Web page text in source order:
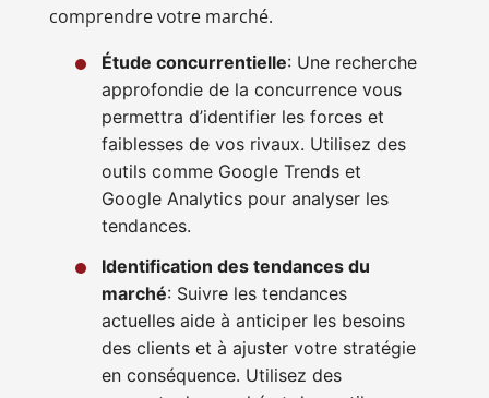
comprendre votre marché.
Étude concurrentielle: Une recherche
approfondie de la concurrence vous
permettra d’identifier les forces et
faiblesses de vos rivaux. Utilisez des
outils comme Google Trends et
Google Analytics pour analyser les
tendances.
Identification des tendances du
marché: Suivre les tendances
actuelles aide à anticiper les besoins
des clients et à ajuster votre stratégie
en conséquence. Utilisez des